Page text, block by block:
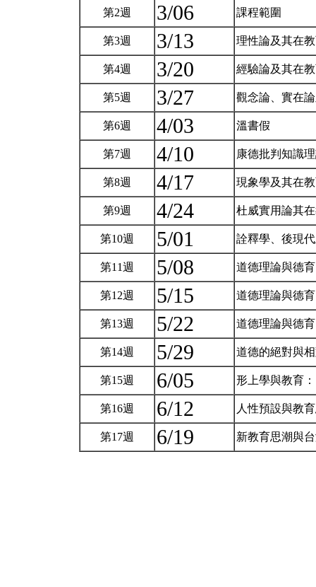
第2週 3/06 課程範圍
第3週 3/13 理性論及其在
第4週 3/20 經驗論及其在
第5週 3/27 觀念論、實在
第6週 4/03 溫書假
第7週 4/10 康德批判知識
第8週 4/17 現象學及其在
第9週 4/24 杜威實用論其
第10週 5/01 詮釋學、後現
第11週 5/08 道德理論與德
第12週 5/15 道德理論與德
第13週 5/22 道德理論與德
第14週 5/29 道德的絕對與
第15週 6/05 形上學與教育
第16週 6/12 人性預設與教
第17週 6/19 新教育思潮與